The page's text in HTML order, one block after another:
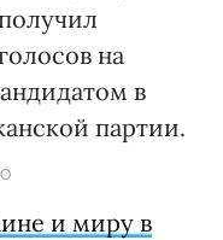
на
в
партии.
и миру в